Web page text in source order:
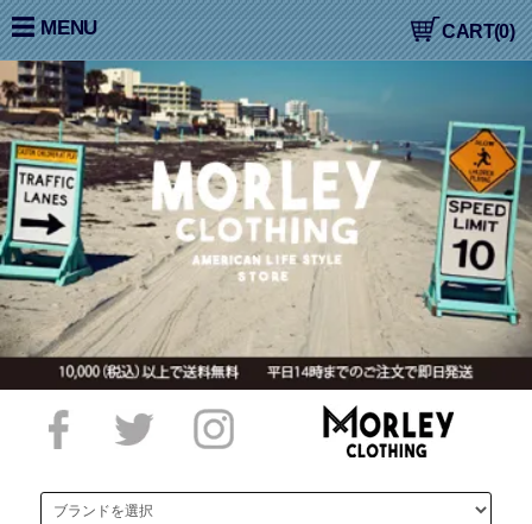
大阪高槻,国産ジーンズ,アメカジ,通販,販売, COLIMBO,コリン
ボ,WORKERS,ワーカーズ,LOOP&WEFT,ループ＆ウェフト CART(0)
MENU